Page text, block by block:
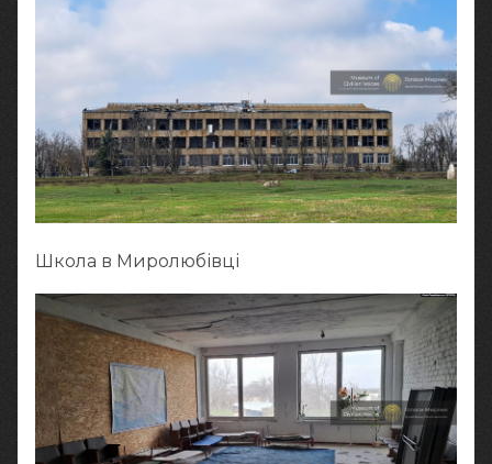
Школа в Миролюбівці